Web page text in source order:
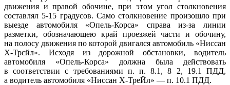
движения и правой обочине, при этом угол столкновения
составлял 5-15 градусов. Само столкновение произошло при
выезде автомобиля «Опель-Корса» справа из-за линии
разметки, обозначающею край проезжей части и обочину,
на полосу движения по которой двигался автомобиль «Ниссан
X-Трсйл». Исходя из дорожной обстановки, водитель
автомобиля «Опель-Корса» должна была действовать
в соответствии с требованиями п. п. 8.1, 8 2, 19.1 ПДД,
а водитель автомобиля «Ниссан Х-ТреЙл» — п. 10.1 ПДД.